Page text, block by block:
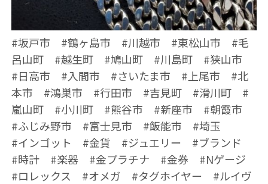
#坂戸市 #鶴ヶ島市 #川越市 #東松山市 #毛
呂山町 #越生町 #鳩山町 #川島町 #狭山市
#日高市 #入間市 #さいたま市 #上尾市 #北
本市 #鴻巣市 #行田市 #吉見町 #滑川町 #
嵐山町 #小川町 #熊谷市 #新座市 #朝霞市
#ふじみ野市 #富士見市 #飯能市 #埼玉
#インゴット #金貨 #ジュエリー #ブランド
#時計 #楽器 #金プラチナ #金券 #Nゲージ
#ロレックス #オメガ #タグホイヤー #ルイヴ